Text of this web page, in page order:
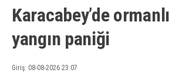
Karacabey’de
yangın paniği
Giriş: 08-08-2026 23:07